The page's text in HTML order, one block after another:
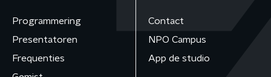
Programmering
Presentatoren
Frequenties
Contact
NPO Campus
App de studio